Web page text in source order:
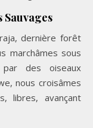
dernière forêt
marchâmes sous
des oiseaux
nous croisâmes
libres, avançant